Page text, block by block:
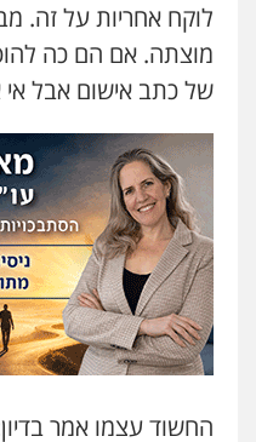
עו"ד
פשיעה
וחקירות
עו"ד
פלילי
אסירים
אילן כץ –
משפט פלילי
ועדות חקירה
לוקח אחריות על זה.
מוצתה. אם הם כה
של כתב אישום אבל
החשוד עצמו אמר